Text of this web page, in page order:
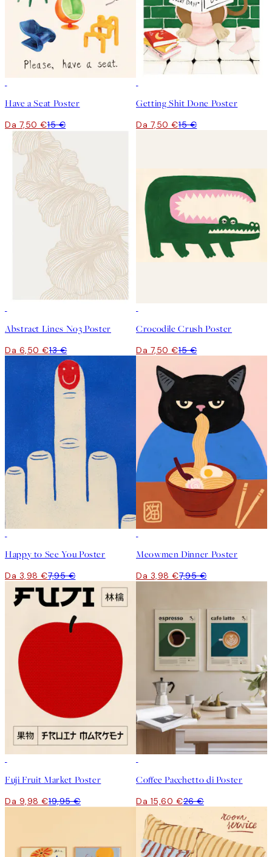
Have a Seat Poster
Da 7,50 €15 €
Getting Shit Done Poster
Da 7,50 €15 €
Abstract Lines No3 Poster
Da 6,50 €13 €
Crocodile Crush Poster
Da 7,50 €15 €
Happy to See You Poster
Da 3,98 €7,95 €
Meowmen Dinner Poster
Da 3,98 €7,95 €
Fuji Fruit Market Poster
Da 9,98 €19,95 €
Coffee Pacchetto di Poster
Da 15,60 €26 €